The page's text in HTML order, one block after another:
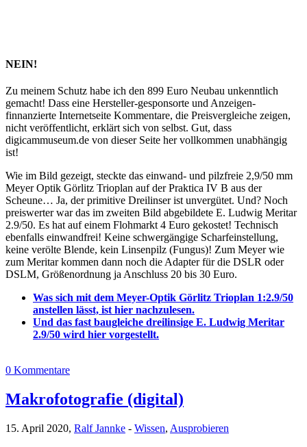
NEIN!
Zu meinem Schutz habe ich den 899 Euro Neubau unkenntlich
gemacht! Dass eine Hersteller-gesponsorte und Anzeigen-
finnanzierte Internetseite Kommentare, die Preisvergleiche zeigen,
nicht veröffentlicht, erklärt sich von selbst. Gut, dass
digicammuseum.de von dieser Seite her vollkommen unabhängig
ist!
Wie im Bild gezeigt, steckte das einwand- und pilzfreie 2,9/50 mm
Meyer Optik Görlitz Trioplan auf der Praktica IV B aus der
Scheune… Ja, der primitive Dreilinser ist unvergütet. Und? Noch
preiswerter war das im zweiten Bild abgebildete E. Ludwig Meritar
2.9/50. Es hat auf einem Flohmarkt 4 Euro gekostet! Technisch
ebenfalls einwandfrei! Keine schwergängige Scharfeinstellung,
keine verölte Blende, kein Linsenpilz (Fungus)! Zum Meyer wie
zum Meritar kommen dann noch die Adapter für die DSLR oder
DSLM, Größenordnung ja Anschluss 20 bis 30 Euro.
Was sich mit dem Meyer-Optik Görlitz Trioplan 1:2.9/50
anstellen lässt, ist hier nachzulesen.
Und das fast baugleiche dreilinsige E. Ludwig Meritar
2.9/50 wird hier vorgestellt.
0 Kommentare
Makrofotografie (digital)
15. April 2020, Ralf Jannke - Wissen, Ausprobieren